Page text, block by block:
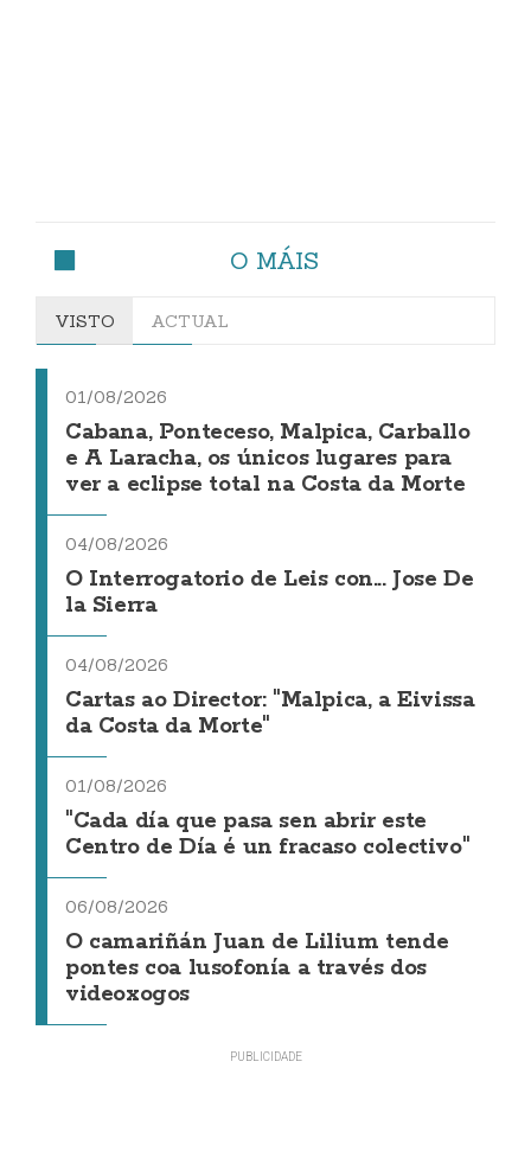
O MÁIS
VISTO ACTUAL
01/08/2026
Cabana, Ponteceso, Malpica, Carballo
e A Laracha, os únicos lugares para
ver a eclipse total na Costa da Morte
04/08/2026
O Interrogatorio de Leis con... Jose De
la Sierra
04/08/2026
Cartas ao Director: "Malpica, a Eivissa
da Costa da Morte"
01/08/2026
"Cada día que pasa sen abrir este
Centro de Día é un fracaso colectivo"
06/08/2026
O camariñán Juan de Lilium tende
pontes coa lusofonía a través dos
videoxogos